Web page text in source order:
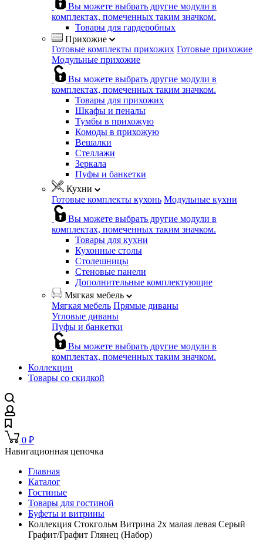
Вы можете выбрать другие модули в
комплектах, помеченных таким значком.
Товары для гардеробных
Прихожие
Готовые комплекты прихожих Готовые прихожие
Модульные прихожие
Вы можете выбрать другие модули в
комплектах, помеченных таким значком.
Товары для прихожих
Шкафы и пеналы
Тумбы в прихожую
Комоды в прихожую
Вешалки
Стеллажи
Зеркала
Пуфы и банкетки
Кухни
Готовые комплекты кухонь Модульные кухни
Вы можете выбрать другие модули в
комплектах, помеченных таким значком.
Товары для кухни
Кухонные столы
Столешницы
Стеновые панели
Дополнительные комплектующие
Мягкая мебель
Мягкая мебель Прямые диваны
Угловые диваны
Пуфы и банкетки
Вы можете выбрать другие модули в
комплектах, помеченных таким значком.
Коллекции
Товары со скидкой
0 ₽
Навигационная цепочка
Главная
Каталог
Гостиные
Товары для гостиной
Буфеты и витрины
Коллекция Стокгольм Витрина 2х малая левая Серый
Графит/Графит Глянец (Набор)